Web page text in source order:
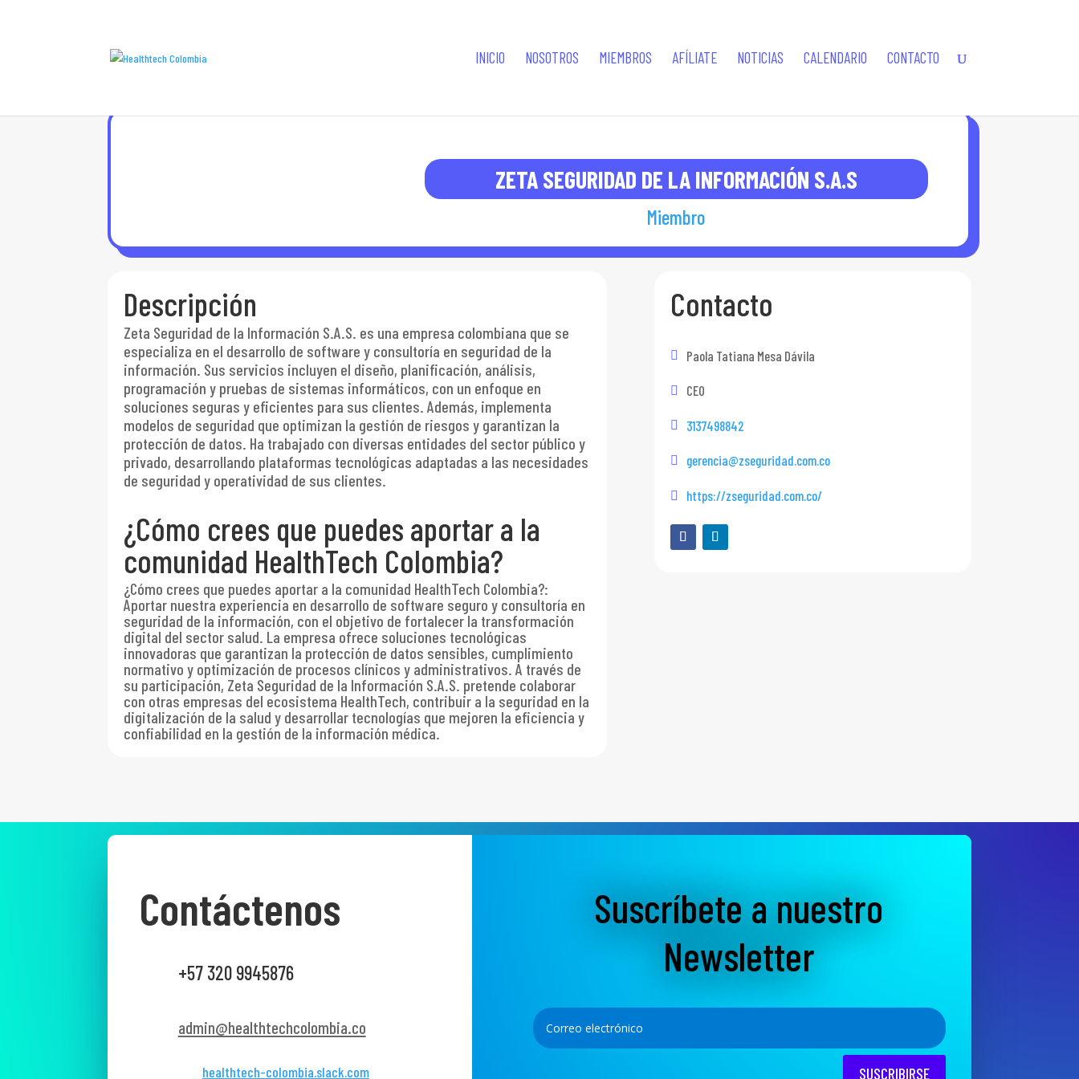
INICIO NOSOTROS MIEMBROS AFÍLIATE NOTICIAS CALENDARIO CONTACTO
ZETA SEGURIDAD DE LA INFORMACIÓN S.A.S
Miembro
Descripción
Zeta Seguridad de la Información S.A.S. es una empresa colombiana que se
especializa en el desarrollo de software y consultoría en seguridad de la
información. Sus servicios incluyen el diseño, planificación, análisis,
programación y pruebas de sistemas informáticos, con un enfoque en
soluciones seguras y eficientes para sus clientes. Además, implementa
modelos de seguridad que optimizan la gestión de riesgos y garantizan la
protección de datos. Ha trabajado con diversas entidades del sector público y
privado, desarrollando plataformas tecnológicas adaptadas a las necesidades
de seguridad y operatividad de sus clientes.
¿Cómo crees que puedes aportar a la
comunidad HealthTech Colombia?
¿Cómo crees que puedes aportar a la comunidad HealthTech Colombia?:
Aportar nuestra experiencia en desarrollo de software seguro y consultoría en
seguridad de la información, con el objetivo de fortalecer la transformación
digital del sector salud. La empresa ofrece soluciones tecnológicas
innovadoras que garantizan la protección de datos sensibles, cumplimiento
normativo y optimización de procesos clínicos y administrativos. A través de
su participación, Zeta Seguridad de la Información S.A.S. pretende colaborar
con otras empresas del ecosistema HealthTech, contribuir a la seguridad en la
digitalización de la salud y desarrollar tecnologías que mejoren la eficiencia y
confiabilidad en la gestión de la información médica.
Contacto
Paola Tatiana Mesa Dávila
CEO
3137498842
gerencia@zseguridad.com.co
https://zseguridad.com.co/
Contáctenos
+57 320 9945876
admin@healthtechcolombia.co
healthtech-colombia.slack.com
Suscríbete a nuestro
Newsletter
SUSCRIBIRSE